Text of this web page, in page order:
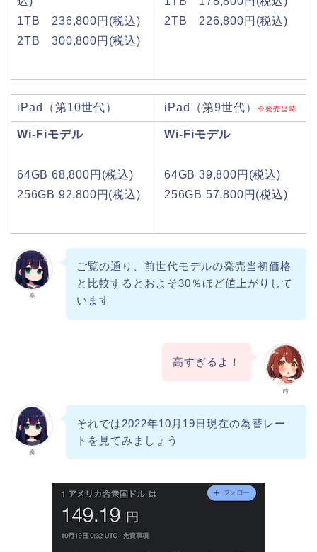
1TB 236,800円(税込)
2TB 300,800円(税込)
2TB 226,800円(税込)
iPad（第10世代） iPad（第9世代） ※発売当時
Wi-Fiモデル
64GB 68,800円(税込)
256GB 92,800円(税込)
Wi-Fiモデル
64GB 39,800円(税込)
256GB 57,800円(税込)
奏
ご覧の通り、前世代モデルの発売当初価格
と比較するとおよそ30％ほど値上がりして
います
茜
高すぎるよ！
奏
それでは2022年10月19日現在の為替レー
トを見てみましょう